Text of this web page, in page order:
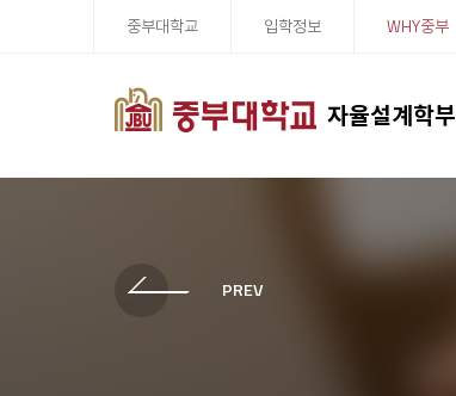
자율설계학부
중부대학교 입학정보 WHY중부